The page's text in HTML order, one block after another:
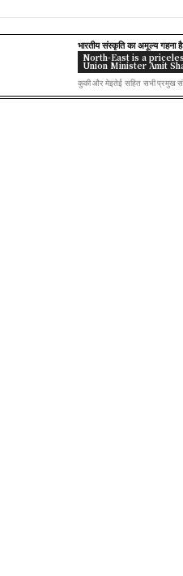
भारतीय संस्कृति का अमूल्य गहना है
North-East is a
Union Minister Amit
कुकी और मेइतेई सहित सभी प्रमुख